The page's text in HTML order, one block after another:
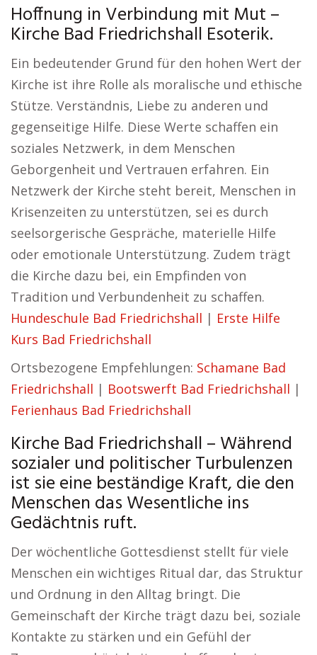
Hoffnung in Verbindung mit Mut –
Kirche Bad Friedrichshall Esoterik.
Ein bedeutender Grund für den hohen Wert der
Kirche ist ihre Rolle als moralische und ethische
Stütze. Verständnis, Liebe zu anderen und
gegenseitige Hilfe. Diese Werte schaffen ein
soziales Netzwerk, in dem Menschen
Geborgenheit und Vertrauen erfahren. Ein
Netzwerk der Kirche steht bereit, Menschen in
Krisenzeiten zu unterstützen, sei es durch
seelsorgerische Gespräche, materielle Hilfe
oder emotionale Unterstützung. Zudem trägt
die Kirche dazu bei, ein Empfinden von
Tradition und Verbundenheit zu schaffen.
Hundeschule Bad Friedrichshall | Erste Hilfe
Kurs Bad Friedrichshall
Ortsbezogene Empfehlungen: Schamane Bad
Friedrichshall | Bootswerft Bad Friedrichshall |
Ferienhaus Bad Friedrichshall
Kirche Bad Friedrichshall – Während
sozialer und politischer Turbulenzen
ist sie eine beständige Kraft, die den
Menschen das Wesentliche ins
Gedächtnis ruft.
Der wöchentliche Gottesdienst stellt für viele
Menschen ein wichtiges Ritual dar, das Struktur
und Ordnung in den Alltag bringt. Die
Gemeinschaft der Kirche trägt dazu bei, soziale
Kontakte zu stärken und ein Gefühl der